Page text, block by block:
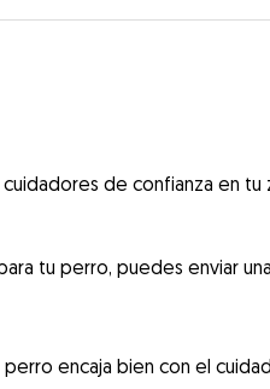
de confianza en tu
tu perro, puedes enviar una
encaja bien con el